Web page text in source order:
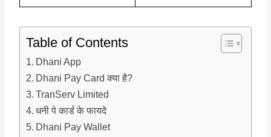
Table of Contents
Dhani App
Dhani Pay Card क्या है?
TranServ Limited
धनी पे कार्ड के फायदे
Dhani Pay Wallet